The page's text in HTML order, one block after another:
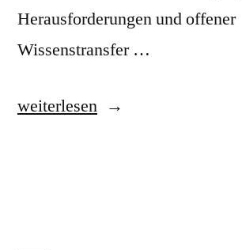
Herausforderungen und offener
Wissenstransfer …
„Kärcher“
weiterlesen